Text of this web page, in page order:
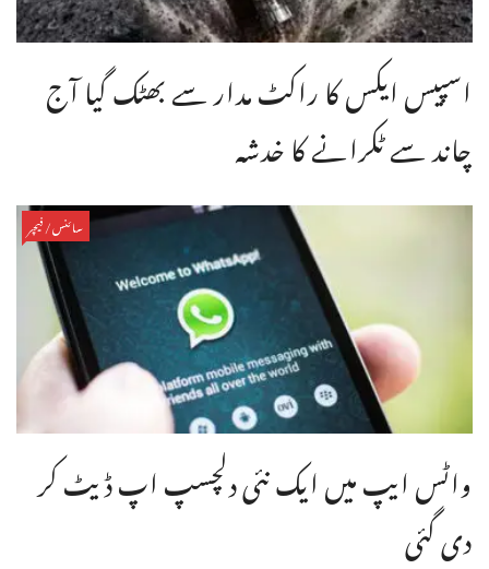
اسپیس ایکس کا راکٹ مدار سے بھٹک گیا آج
چاند سے ٹکرانے کا خدشہ
سائنس/فیچر
واٹس ایپ میں ایک نئی دلچسپ اپ ڈیٹ کر
دی گئی